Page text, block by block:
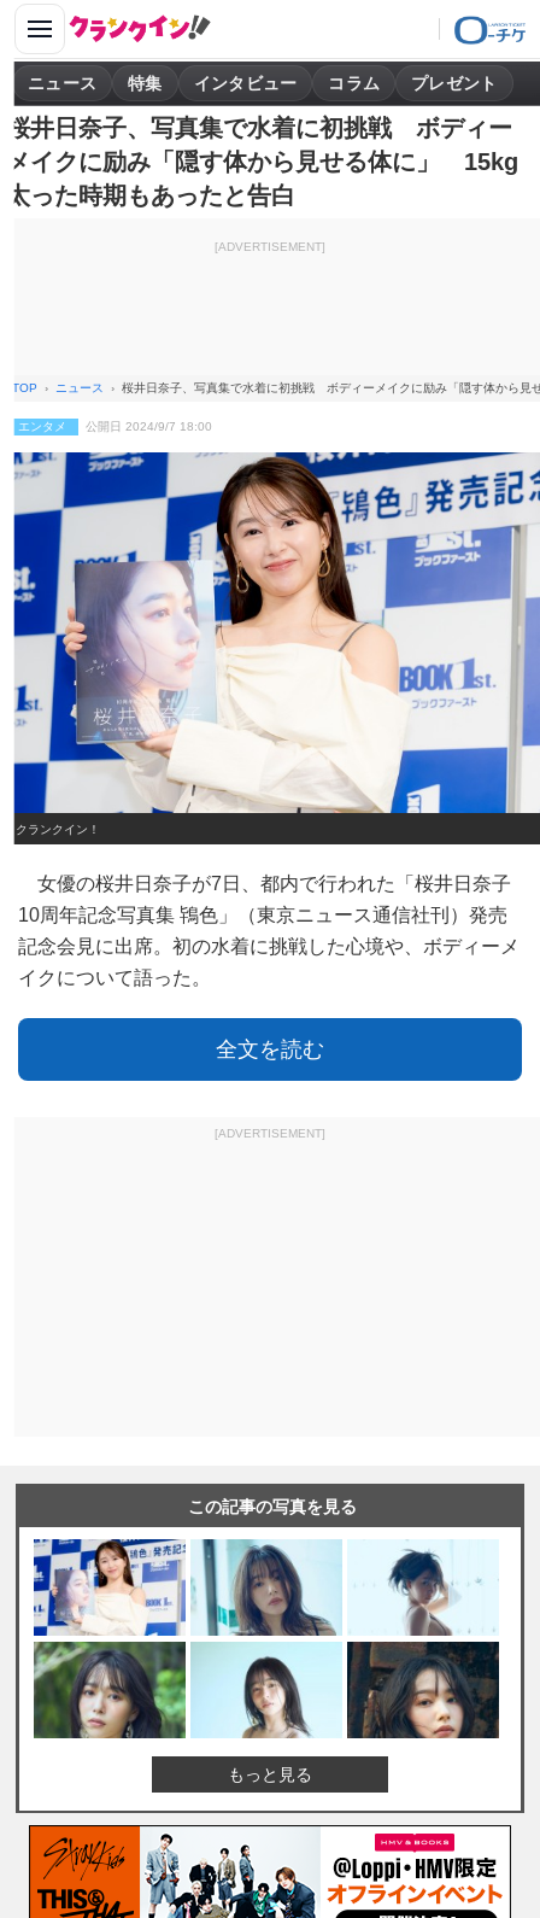
ニュース 特集 インタビュー コラム プレゼント
桜井日奈子、写真集で水着に初挑戦 ボディー
メイクに励み「隠す体から見せる体に」 15kg
太った時期もあったと告白
[ADVERTISEMENT]
TOP ニュース 桜井日奈子、写真集で水着に初挑戦 ボディーメイクに励み「隠す体から
エンタメ 公開日 2024/9/7 18:00
クランクイン！
女優の桜井日奈子が7日、都内で行われた「桜井日奈子
10周年記念写真集 鴇色」（東京ニュース通信社刊）発売
記念会見に出席。初の水着に挑戦した心境や、ボディーメ
イクについて語った。
全文を読む
[ADVERTISEMENT]
この記事の写真を見る
もっと見る